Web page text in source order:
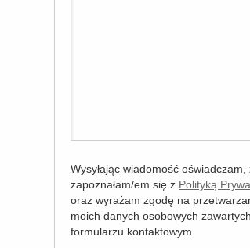
Wysyłając wiadomość oświadczam,
zapoznałam/em się z Polityką
oraz wyrażam zgodę na
moich danych osobowych
formularzu kontaktowym.